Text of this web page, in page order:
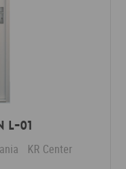
01
KR Center